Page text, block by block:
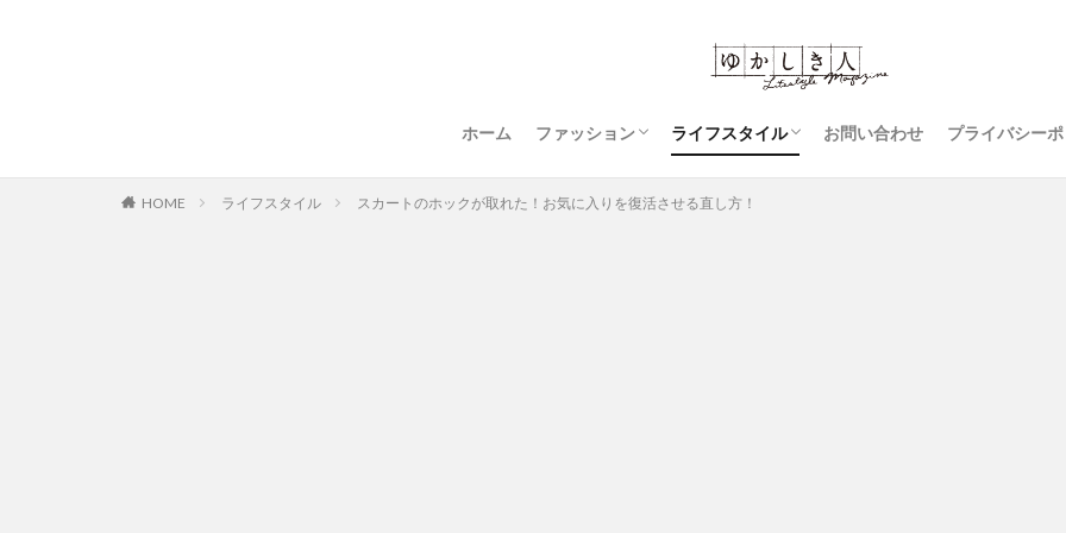
ホーム ファッション
コーディネート
ジーンズ
スカート
レディースファッション
豆知識
アウター
ライフスタイル
衣類のお手入れ
裁縫
お問い合わせ プライバシー
HOME ライフスタイル スカートのホックが取れた！お気に入りを復活させる直し方！